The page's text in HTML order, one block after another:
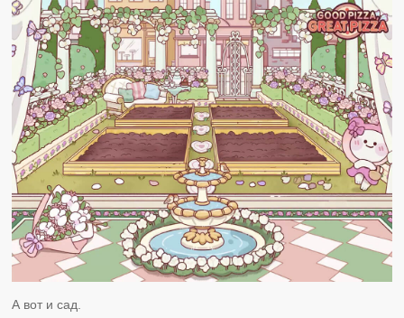
А вот и сад.